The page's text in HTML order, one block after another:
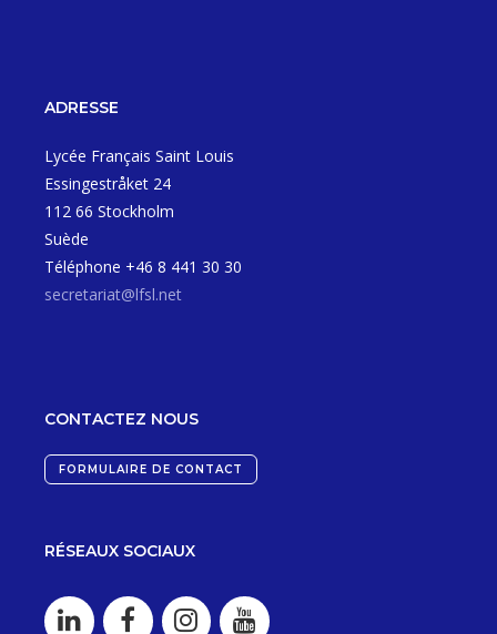
ADRESSE
Lycée Français Saint Louis
Essingestråket 24
112 66 Stockholm
Suède
Téléphone +46 8 441 30 30
secretariat@lfsl.net
CONTACTEZ NOUS
FORMULAIRE DE CONTACT
RÉSEAUX SOCIAUX